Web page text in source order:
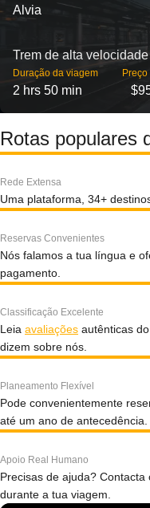
Alvia
Trem de alta velocidade
Duração da viagem
2 hrs 50 min
Preço
Rotas populares
Rede Extensa
Uma plataforma, 34+
Reservas Convenientes
Nós falamos a tua língua e
pagamento.
Classificação Excelente
Leia avaliações autênticas do
dizem sobre nós.
Planeamento Flexível
Pode convenientemente
até um ano de antecedência.
Apoio Real Humano
Precisas de ajuda?
durante a tua viagem.